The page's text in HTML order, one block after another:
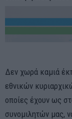
Δεν χωρά καμιά
εθνικών
οποίες έχουν ως
συνομιλητών μας,